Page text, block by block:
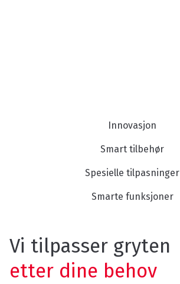
Innovasjon
Smart tilbehør
Spesielle tilpasninger
Smarte funksjoner
Vi tilpasser gryten
etter dine behov